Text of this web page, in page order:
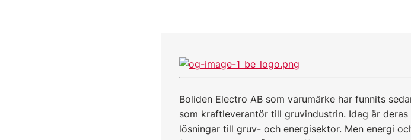
Boliden Electro AB som varumärke har funnits
som kraftleverantör till gruvindustrin. Idag är
lösningar till gruv- och energisektor. Men energi